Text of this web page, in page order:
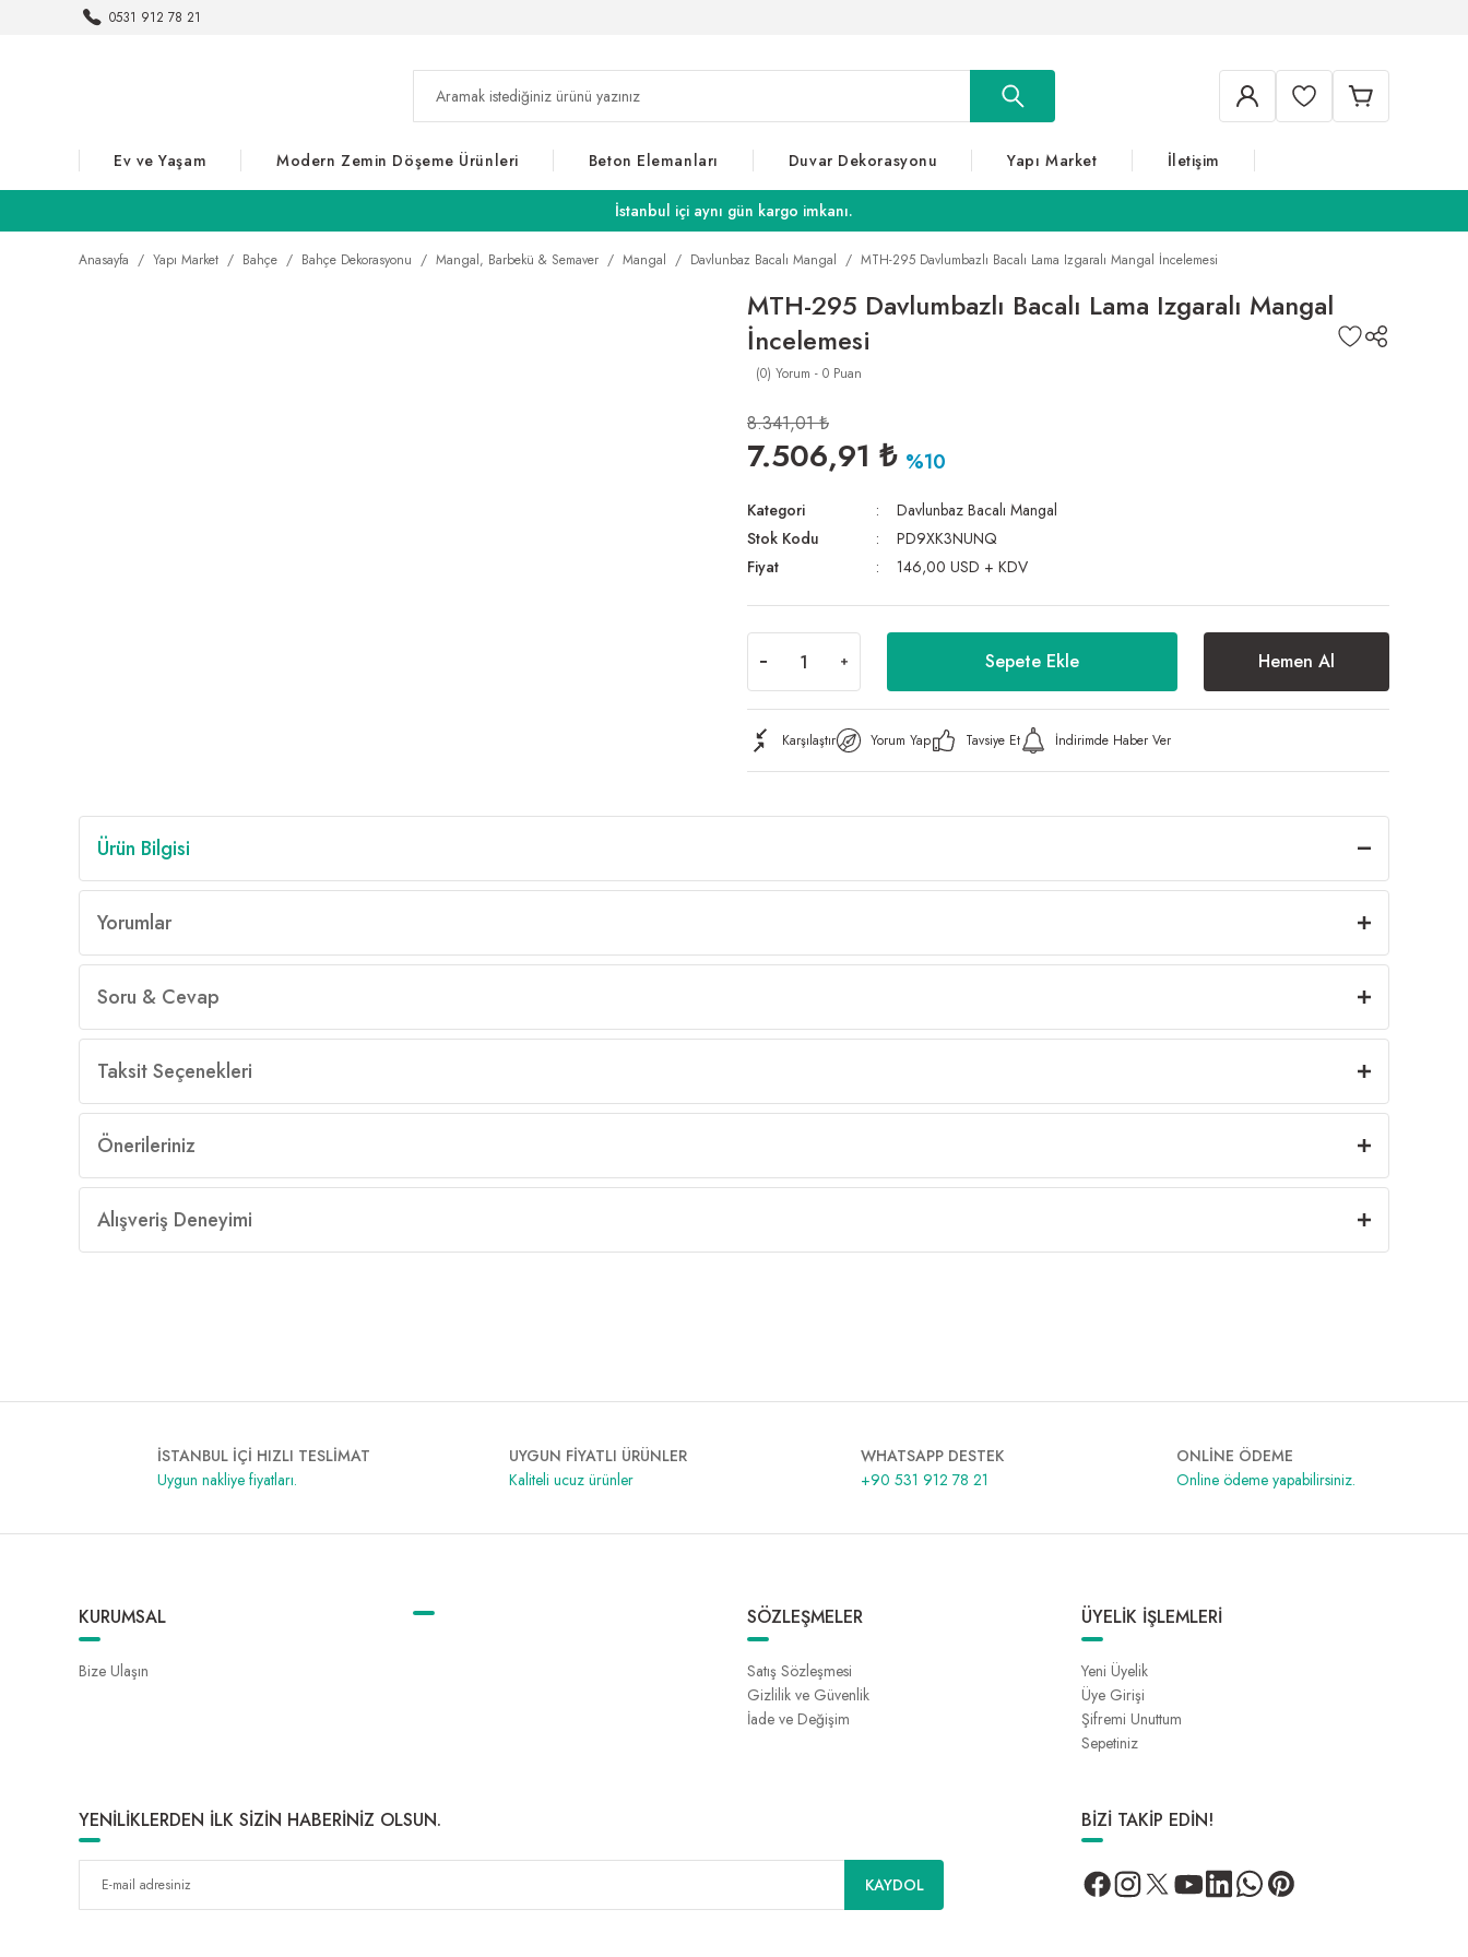
0531 912 78 21
Ev ve Yaşam Modern Zemin Döşeme Ürünleri Beton Elemanları Duvar Dekorasyonu Yapı Market İletişim
İstanbul içi aynı gün kargo imkanı.
Anasayfa Yapı Market Bahçe Bahçe Dekorasyonu Mangal, Barbekü & Semaver Mangal Davlunbaz Bacalı Mangal MTH-295 Davlumbazlı Bacalı Lama Izgaralı Mangal İncelemesi
MTH-295 Davlumbazlı Bacalı Lama Izgaralı Mangal
İncelemesi
(0) Yorum - 0 Puan
8.341,01 ₺
7.506,91 ₺ %10
Kategori
Davlunbaz Bacalı Mangal
Stok Kodu
PD9XK3NUNQ
Fiyat
146,00 USD + KDV
Sepete Ekle Hemen Al
Karşılaştır Yorum Yap Tavsiye Et İndirimde Haber Ver
Ürün Bilgisi
Yorumlar
Soru & Cevap
Taksit Seçenekleri
Önerileriniz
Alışveriş Deneyimi
İSTANBUL İÇİ HIZLI TESLİMAT
Uygun nakliye fiyatları.
UYGUN FİYATLI ÜRÜNLER
Kaliteli ucuz ürünler
WHATSAPP DESTEK
+90 531 912 78 21
ONLİNE ÖDEME
Online ödeme yapabilirsiniz.
KURUMSAL
Bize Ulaşın
SÖZLEŞMELER
Satış Sözleşmesi
Gizlilik ve Güvenlik
İade ve Değişim
ÜYELİK İŞLEMLERİ
Yeni Üyelik
Üye Girişi
Şifremi Unuttum
Sepetiniz
YENİLİKLERDEN İLK SİZİN HABERİNİZ OLSUN.
KAYDOL
BİZİ TAKİP EDİN!